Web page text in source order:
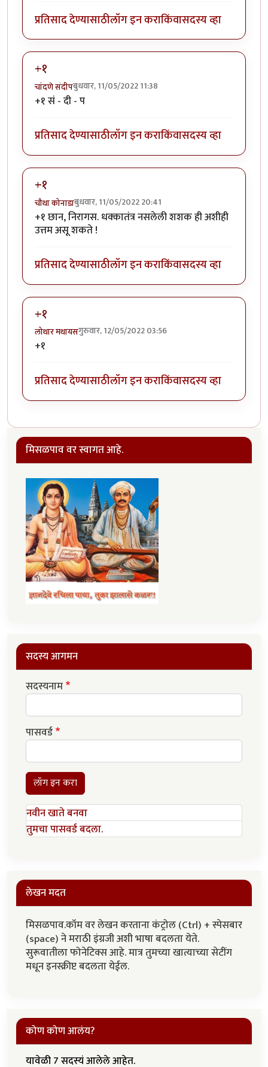
प्रतिसाद देण्यासाठीलॉग इन कराकिंवासदस्य व्हा
+१
चांदणे संदीपबुधवार, 11/05/2022 11:38
+१ सं - दी - प
प्रतिसाद देण्यासाठीलॉग इन कराकिंवासदस्य व्हा
+१
चौथा कोनाडाबुधवार, 11/05/2022 20:41
+१ छान, निरागस. धक्कातंत्र नसलेली शशक ही अशीही
उत्तम असू शकते !
प्रतिसाद देण्यासाठीलॉग इन कराकिंवासदस्य व्हा
+१
लोथार मथायसगुरुवार, 12/05/2022 03:56
+१
प्रतिसाद देण्यासाठीलॉग इन कराकिंवासदस्य व्हा
मिसळपाव वर स्वागत आहे.
सदस्य आगमन
सदस्यनाम
पासवर्ड
लॉग इन करा
नवीन खाते बनवा
तुमचा पासवर्ड बदला.
लेखन मदत
मिसळपाव.कॉम वर लेखन करताना कंट्रोल (Ctrl) + स्पेसबार
(space) ने मराठी इंग्रजी अशी भाषा बदलता येते.
सुरूवातीला फोनेटिक्स आहे. मात्र तुमच्या खात्याच्या सेटींग
मधून इनस्क्रीप्ट बदलता येईल.
कोण कोण आलंय?
यावेळी 7 सदस्यं आलेले आहेत.